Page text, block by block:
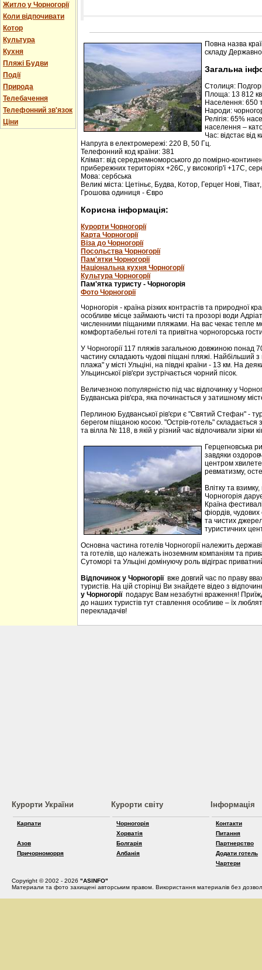
Житло у Чорногорії
Коли відпочивати
Котор
Культура
Кухня
Пляжі Будви
Події
Природа
Телебачення
Телефонний зв'язок
Ціни
Розміщення інформації про готель на
Редагування інформації і цін на вимогу
Лічільник відвідувачів
Повна назва
складу
Загальна
Столиця:
Площа: 13 812
Населення: 650
Народи:
Релігія: 65%
населення –
Час: відстає від
Напруга в електромережі: 220 В, 50 Гц.
Телефонний код країни: 381
Клімат: від середземноморського до помірно-
прибережних територіях +26С, у високогір'ї +17С,
Мова: сербська
Великі міста: Цетіньє, Будва, Котор, Герцег Нові,
Грошова одиниця - Євро
Корисна інформація:
Курорти Чорногорії
Карта Чорногорії
Віза до Чорногорії
Посольства Чорногорії
Пам'ятки Чорногорії
Національна кухня Чорногорії
Культура Чорногорії
Пам'ятка туристу - Чорногорія
Фото Чорногорії
Чорногорія - країна різких контрастів та природної
особливе місце займають чисті та прозорі води
численними піщаними пляжами. На вас чекає тепле
комфортабельні готелі та привітна чорногорська
У Чорногорії 117 пляжів загальною довжиною понад
частину складають чудові піщані пляжі. Найбільший
плажа" у місті Ульціні, на півдні країни - 13 км. На
Ульцинської рів'єри зустрічається чорний пісок.
Величезною популярністю під час відпочинку у
Будванська рів'єра, яка починається у затишному
Перлиною Будванської рів'єри є "Святий Стефан" -
берегом піщаною косою. "Острів-готель"
та вілла № 118, в якій у різний час відпочивали зірки
Герцегновська
завдяки
центром
ревматизму,
Влітку та
Чорногорія
Країна
фіордів, чудових
та чистих
туристичних
Основна частина готелів Чорногорії належить
та готелів, що належать іноземним компаніям та
Сутоморі та Ульціні домінуючу роль відіграє
Відпочинок у Чорногорії вже довгий час по праву
туристів. На цій сторінці Ви знайдете відео з
у Чорногоріїподарує Вам незабутні враження!
до наших туристів тут ставлення особливе – їх
перекладачів!
Курорти України
Карпати
Азов
Причорноморря
Курорти світу
Чорногорія
Хорватія
Болгарія
Албанія
Інформація
Контакти
Питання
Партнерство
Додати готель
Чартери
Copyright © 2002 - 2026 "ASINFO"
Материали та фото захищені авторським правом. Використання материалів без